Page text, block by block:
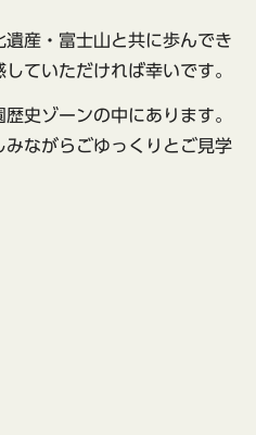
産・富士山と共に歩んでき
ていただければ幸いです。
史ゾーンの中にあります。
みながらごゆっくりとご見学